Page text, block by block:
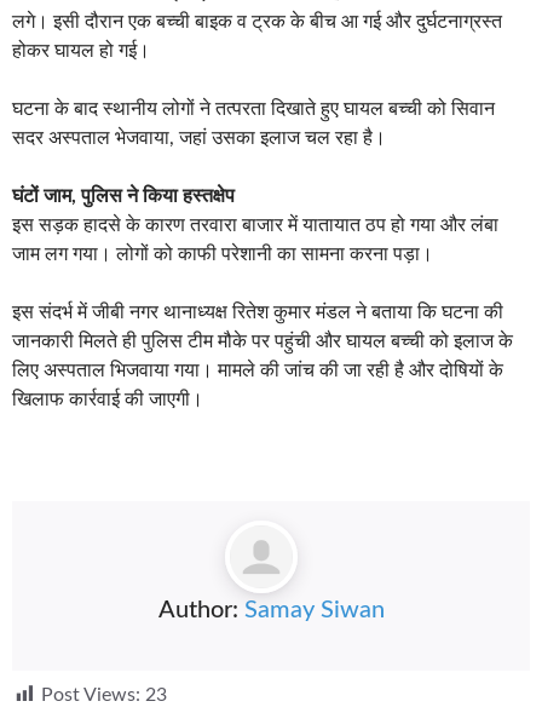
लगे। इसी दौरान एक बच्ची बाइक व ट्रक के बीच आ गई और दुर्घटनाग्रस्त
होकर घायल हो गई।
घटना के बाद स्थानीय लोगों ने तत्परता दिखाते हुए घायल बच्ची को सिवान
सदर अस्पताल भेजवाया, जहां उसका इलाज चल रहा है।
घंटों जाम, पुलिस ने किया हस्तक्षेप
इस सड़क हादसे के कारण तरवारा बाजार में यातायात ठप हो गया और लंबा
जाम लग गया। लोगों को काफी परेशानी का सामना करना पड़ा।
इस संदर्भ में जीबी नगर थानाध्यक्ष रितेश कुमार मंडल ने बताया कि घटना की
जानकारी मिलते ही पुलिस टीम मौके पर पहुंची और घायल बच्ची को इलाज के
लिए अस्पताल भिजवाया गया। मामले की जांच की जा रही है और दोषियों के
खिलाफ कार्रवाई की जाएगी।
Author: Samay Siwan
Post Views: 23